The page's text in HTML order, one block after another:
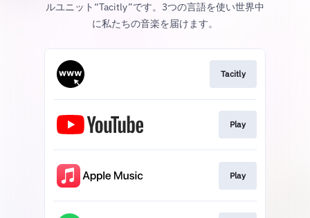
ルユニット“Tacitly”です。3つの言語を使い世界中
に私たちの音楽を届けます。
Tacitly
Play
Play